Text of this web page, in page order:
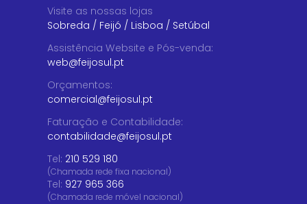
Visite as nossas lojas
Sobreda / Feijó / Lisboa / Setúbal
Assistência Website e Pós-venda:
web@feijosul.pt
Orçamentos:
comercial@feijosul.pt
Faturação e Contabilidade:
contabilidade@feijosul.pt
Tel: 210 529 180
(Chamada rede fixa nacional)
Tel: 927 965 366
(Chamada rede móvel nacional)